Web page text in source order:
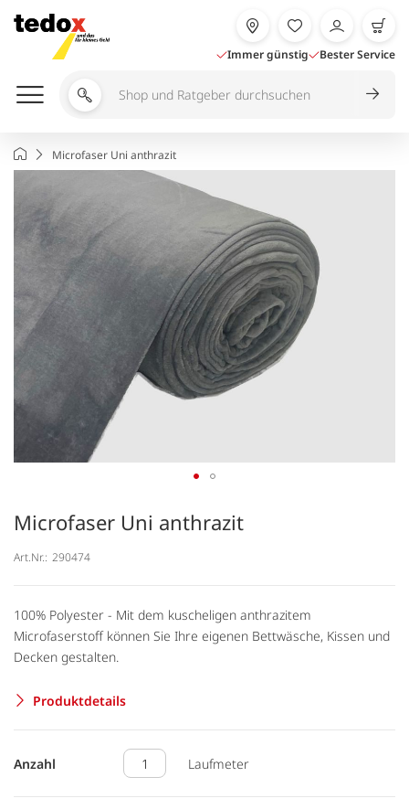
Inhalt
springen
Immer günstig Bester Service
Shop
Ratgeber
durchsuchen
StartseiteMicrofaser Uni anthrazit
Microfaser Uni anthrazit
Art.Nr.: 290474
100% Polyester - Mit dem kuscheligen anthrazitem
Microfaserstoff können Sie Ihre eigenen Bettwäsche, Kissen und
Decken gestalten.
Produktdetails
Anzahl Laufmeter